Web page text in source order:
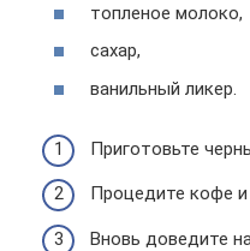
топленое молоко,
сахар,
ванильный ликер.
Приготовьте
Процедите кофе и
Вновь доведите